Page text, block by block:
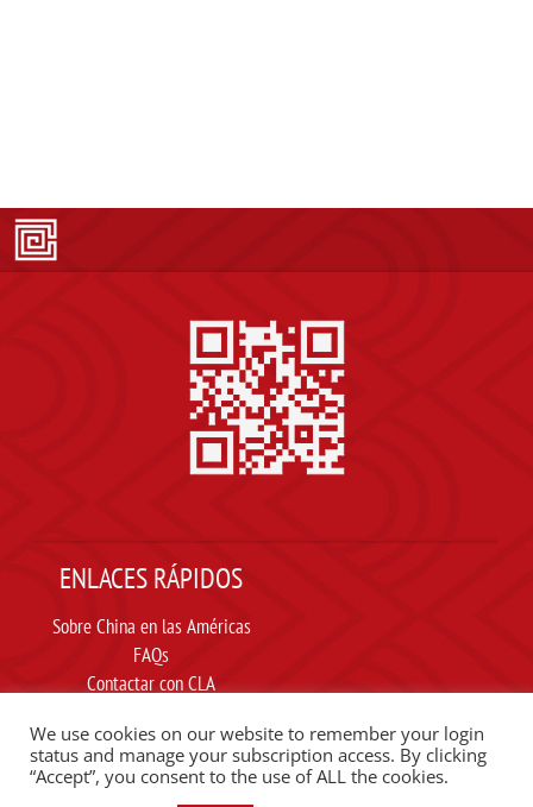
ENLACES RÁPIDOS
Sobre China en las Américas
FAQs
Contactar con CLA
Carta ética
We use cookies on our website to remember your login
status and manage your subscription access. By clicking
“Accept”, you consent to the use of ALL the cookies.